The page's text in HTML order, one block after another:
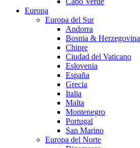
Europa
Europa del Sur
Andorra
Bosnia & Herzegovina
Chipre
Ciudad del Vaticano
Eslovenia
España
Grecia
Italia
Malta
Montenegro
Portugal
San Marino
Europa del Norte